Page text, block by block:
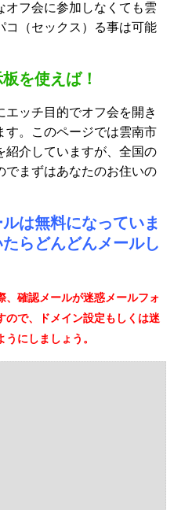
オフ会に参加しなくても雲
コ（セックス）る事は可能
を使えば！
ッチ目的でオフ会を開き
す。このページでは雲南市
紹介していますが、全国の
でまずはあなたのお住いの
は無料になっていま
らどんどんメールし
確認メールが迷惑メールフォ
ので、ドメイン設定もしくは迷
にしましょう。